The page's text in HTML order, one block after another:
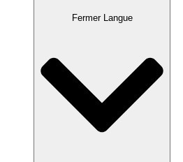
Fermer Langue